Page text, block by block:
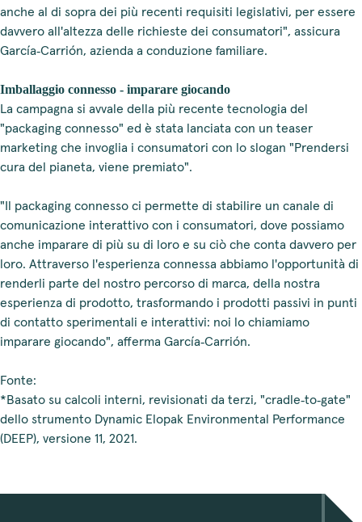
anche al di sopra dei più recenti requisiti legislativi, per essere
davvero all'altezza delle richieste dei consumatori", assicura
García‑Carrión, azienda a conduzione familiare.
Imballaggio connesso ‑ imparare giocando
La campagna si avvale della più recente tecnologia del
"packaging connesso" ed è stata lanciata con un teaser
marketing che invoglia i consumatori con lo slogan "Prendersi
cura del pianeta, viene premiato".
"Il packaging connesso ci permette di stabilire un canale di
comunicazione interattivo con i consumatori, dove possiamo
anche imparare di più su di loro e su ciò che conta davvero per
loro. Attraverso l'esperienza connessa abbiamo l'opportunità di
renderli parte del nostro percorso di marca, della nostra
esperienza di prodotto, trasformando i prodotti passivi in punti
di contatto sperimentali e interattivi: noi lo chiamiamo
imparare giocando", afferma García‑Carrión.
Fonte:
*Basato su calcoli interni, revisionati da terzi, "cradle‑to‑gate"
dello strumento Dynamic Elopak Environmental Performance
(DEEP), versione 11, 2021.